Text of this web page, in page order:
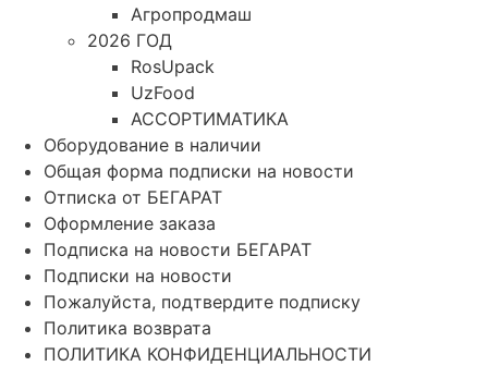
Агропродмаш
2026 ГОД
RosUpack
UzFood
АССОРТИМАТИКА
Оборудование в наличии
Общая форма подписки на новости
Отписка от БЕГАРАТ
Оформление заказа
Подписка на новости БЕГАРАТ
Подписки на новости
Пожалуйста, подтвердите подписку
Политика возврата
ПОЛИТИКА КОНФИДЕНЦИАЛЬНОСТИ